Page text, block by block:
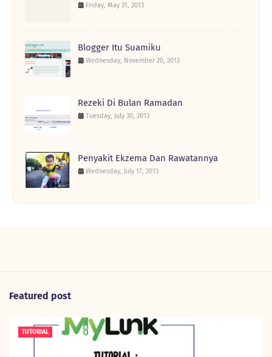
Friday, May 31, 2013
Blogger Itu Suamiku
Wednesday, November 20, 2013
Rezeki Di Bulan Ramadan
Tuesday, July 30, 2013
Penyakit Ekzema Dan Rawatannya
Wednesday, July 17, 2013
Featured post
TUTORIAL